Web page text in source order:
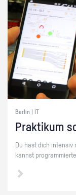
Berlin | IT
Prak­ti­kum
Du hast dich
kannst